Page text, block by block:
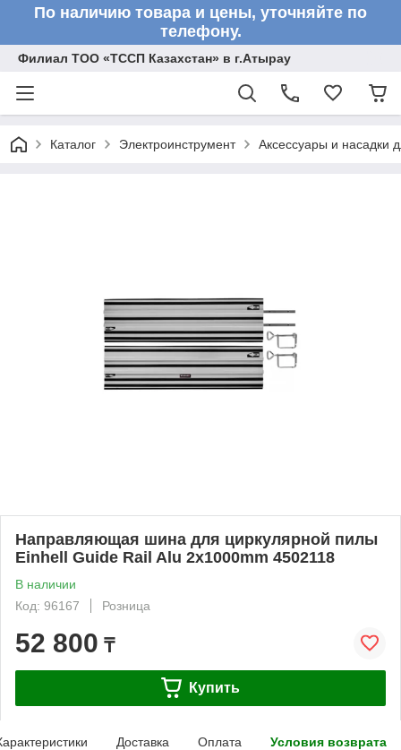
По наличию товара и цены, уточняйте по
телефону.
Филиал ТОО «ТССП Казахстан» в г.Атырау
Каталог Электроинструмент Аксессуары и насадки
Направляющая шина для циркулярной пилы
Einhell Guide Rail Alu 2x1000mm 4502118
В наличии
Код: 96167
Розница
52 800 ₸
Купить
Доставка Оплата Условия возврата